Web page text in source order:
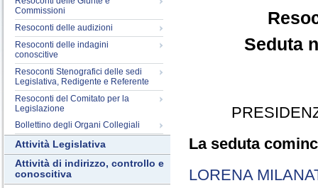
Commissioni
Resoconti delle audizioni
Resoconti delle indagini
conoscitive
Resoconti Stenografici delle sedi
Legislativa, Redigente e Referente
Resoconti del Comitato per la
Legislazione
Bollettino degli Organi Collegiali
Attività Legislativa
Attività di indirizzo, controllo e
conoscitiva
Seduta
La seduta
LORENA